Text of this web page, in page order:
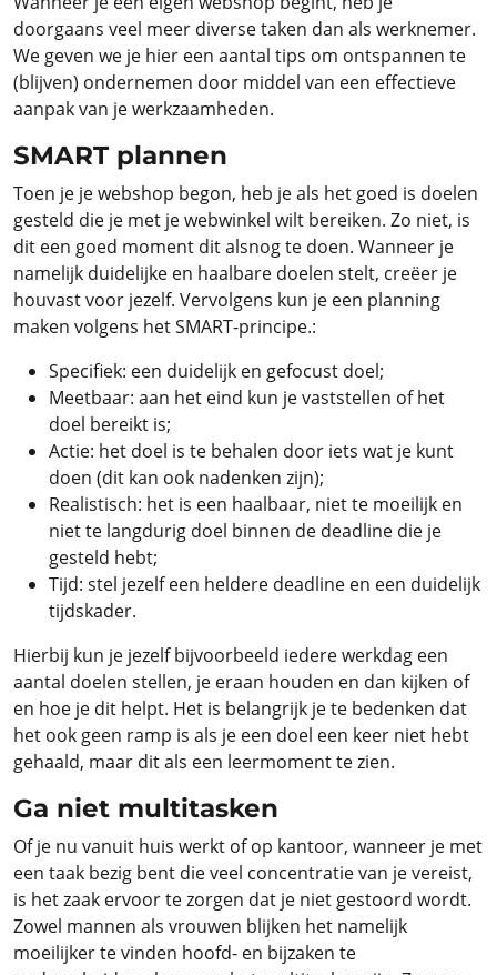
doorgaans veel meer diverse taken dan als werknemer.
We geven we je hier een aantal tips om ontspannen te
(blijven) ondernemen door middel van een effectieve
aanpak van je werkzaamheden.
SMART plannen
Toen je je webshop begon, heb je als het goed is doelen
gesteld die je met je webwinkel wilt bereiken. Zo niet, is
dit een goed moment dit alsnog te doen. Wanneer je
namelijk duidelijke en haalbare doelen stelt, creëer je
houvast voor jezelf. Vervolgens kun je een planning
maken volgens het SMART-principe.:
Specifiek: een duidelijk en gefocust doel;
Meetbaar: aan het eind kun je vaststellen of het
doel bereikt is;
Actie: het doel is te behalen door iets wat je kunt
doen (dit kan ook nadenken zijn);
Realistisch: het is een haalbaar, niet te moeilijk en
niet te langdurig doel binnen de deadline die je
gesteld hebt;
Tijd: stel jezelf een heldere deadline en een duidelijk
tijdskader.
Hierbij kun je jezelf bijvoorbeeld iedere werkdag een
aantal doelen stellen, je eraan houden en dan kijken of
en hoe je dit helpt. Het is belangrijk je te bedenken dat
het ook geen ramp is als je een doel een keer niet hebt
gehaald, maar dit als een leermoment te zien.
Ga niet multitasken
Of je nu vanuit huis werkt of op kantoor, wanneer je met
een taak bezig bent die veel concentratie van je vereist,
is het zaak ervoor te zorgen dat je niet gestoord wordt.
Zowel mannen als vrouwen blijken het namelijk
moeilijker te vinden hoofd- en bijzaken te